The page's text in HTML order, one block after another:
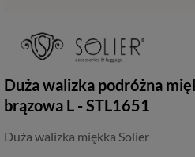
Duża walizka podróżna
brązowa L - STL1651
Duża walizka miękka Solier